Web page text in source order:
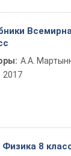
А.А.
2017
8